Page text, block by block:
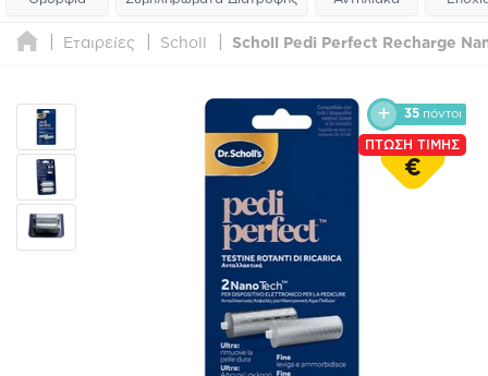
Εταιρείες Scholl Scholl Pedi Perfect Recharge
35 πόντοι
ΠΤΩΣΗ ΤΙΜΗΣ
€